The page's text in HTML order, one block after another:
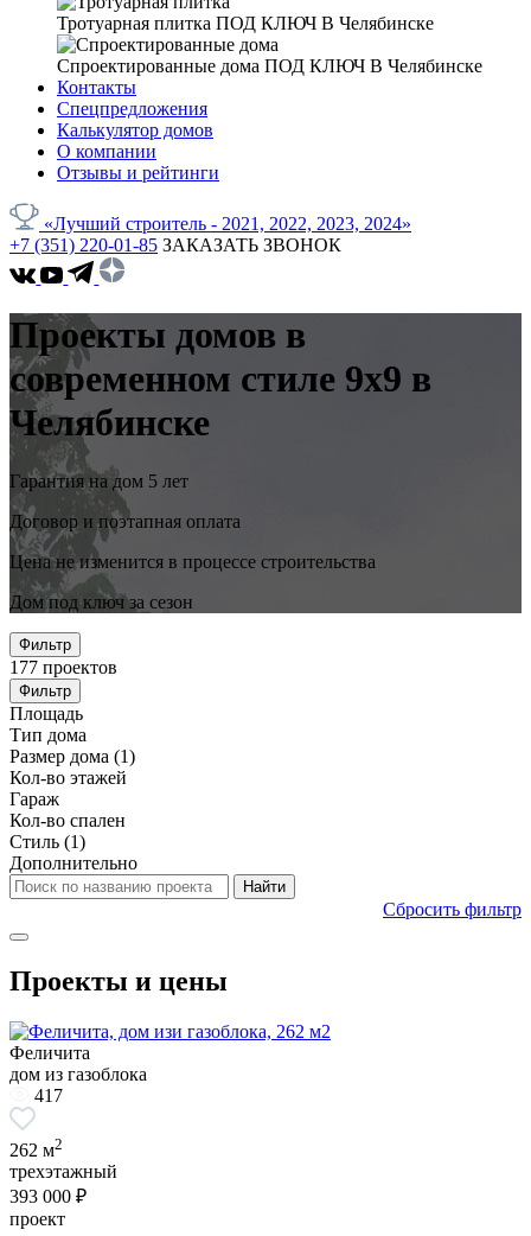
Тротуарная плитка ПОД КЛЮЧ В Челябинске
Спроектированные дома ПОД КЛЮЧ В Челябинске
Контакты
Спецпредложения
Калькулятор домов
О компании
Отзывы и рейтинги
«Лучший строитель - 2021, 2022, 2023, 2024»
+7 (351) 220-01-85 ЗАКАЗАТЬ ЗВОНОК
Проекты домов в
современном стиле 9x9 в
Челябинске
Гарантия на дом 5 лет
Договор и поэтапная оплата
Цена не изменится в процессе строительства
Дом под ключ за сезон
Фильтр
177 проектов
Фильтр
Площадь
Тип дома
Размер дома (1)
Кол-во этажей
Гараж
Кол-во спален
Стиль (1)
Дополнительно
Сбросить фильтр
Проекты и цены
Феличита
дом из газоблока
417
262 м2
трехэтажный
393 000 ₽
проект